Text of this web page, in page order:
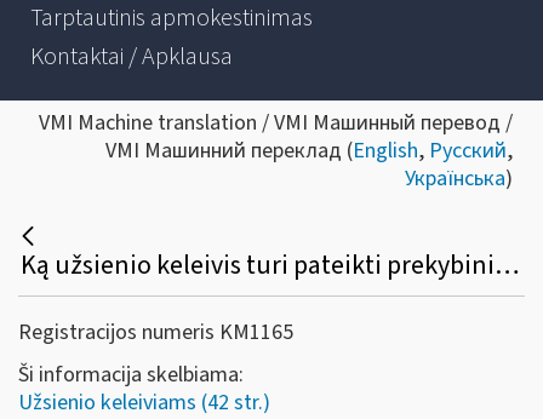
Tarptautinis apmokestinimas
Kontaktai / Apklausa
VMI Machine translation / VMI Машинный перевод /
VMI Машинний переклад (English, Русский,
Українська)
Ką užsienio keleivis turi pateikti prekybininkui prekių įsigijimo metu, norėdamas susigrąžinti PVM?
Registracijos numeris KM1165
Ši informacija skelbiama:
Užsienio keleiviams (42 str.)